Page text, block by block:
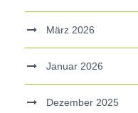
März 2026
Januar 2026
Dezember 2025